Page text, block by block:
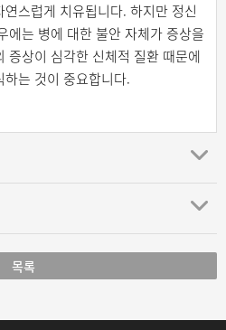
스럽게 치유됩니다. 하지만 정신
에는 병에 대한 불안 자체가 증상을
증상이 심각한 신체적 질환 때문에
는 것이 중요합니다.
목록